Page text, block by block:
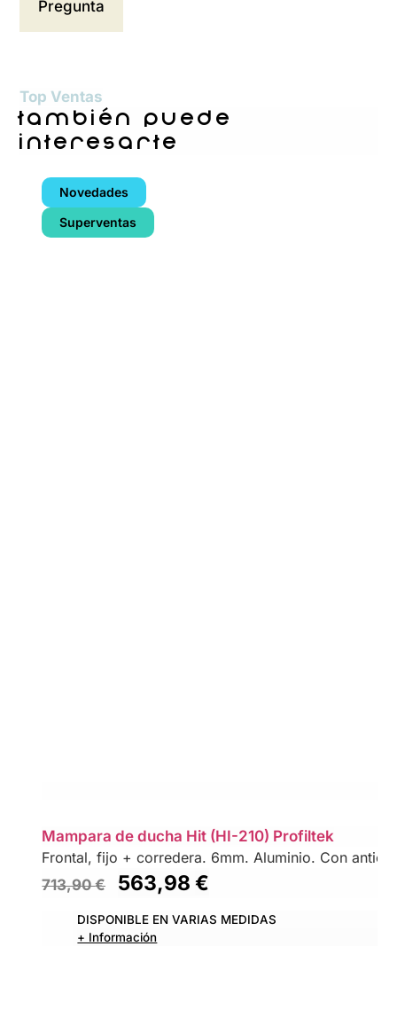
Top Ventas
también puede
interesarte
Novedades
Superventas
Mampara de ducha Hit (HI-210) Profiltek
Frontal, fijo + corredera. 6mm. Aluminio. Con
713,90€ 563,98€
DISPONIBLE EN VARIAS MEDIDAS
+ Información